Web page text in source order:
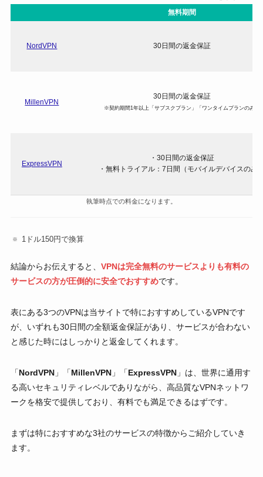
無料期間
NordVPN 30日間の返金保証
MillenVPN
30日間の返金保証
※契約期間1年以上「サブスクプラン」「ワンタイムプランのみ」
ExpressVPN
・30日間の返金保証
・無料トライアル：7日間（モバイルデバイスのみ
執筆時点での料金になります。
1ドル150円で換算
結論からお伝えすると、 VPNは完全無料のサービスよりも有料の
サービスの方が圧倒的に安全でおすすめです。
表にある3つのVPNは当サイトで特におすすめしているVPNです
が、いずれも30日間の全額返金保証があり、サービスが合わない
と感じた時にはしっかりと返金してくれます。
「NordVPN」「MillenVPN」「ExpressVPN」は、世界に通用す
る高いセキュリティレベルでありながら、高品質なVPNネットワ
ークを格安で提供しており、有料でも満足できるはずです。
まずは特におすすめな3社のサービスの特徴からご紹介していき
ます。